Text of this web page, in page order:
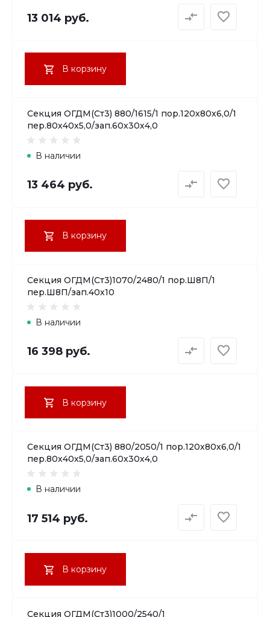
13 014 руб.
В корзину
Секция ОГДМ(Ст3) 880/1615/1 пор.120х80х6,0/1
пер.80х40х5,0/зап.60х30х4,0
В наличии
13 464 руб.
В корзину
Секция ОГДМ(Ст3)1070/2480/1 пор.Ш8П/1
пер.Ш8П/зап.40х10
В наличии
16 398 руб.
В корзину
Секция ОГДМ(Ст3) 880/2050/1 пор.120х80х6,0/1
пер.80х40х5,0/зап.60х30х4,0
В наличии
17 514 руб.
В корзину
Секция ОГДМ(Ст3)1000/2540/1